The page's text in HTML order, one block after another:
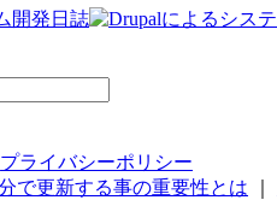
開発日誌
プライバシーポリシー
で更新する事の重要性とは